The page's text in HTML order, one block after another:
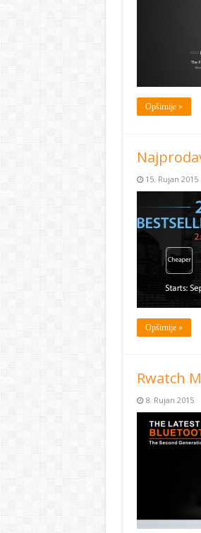
Opširnije »
15. Rujan 2015
Opširnije »
Rwatch
8. Rujan 2015